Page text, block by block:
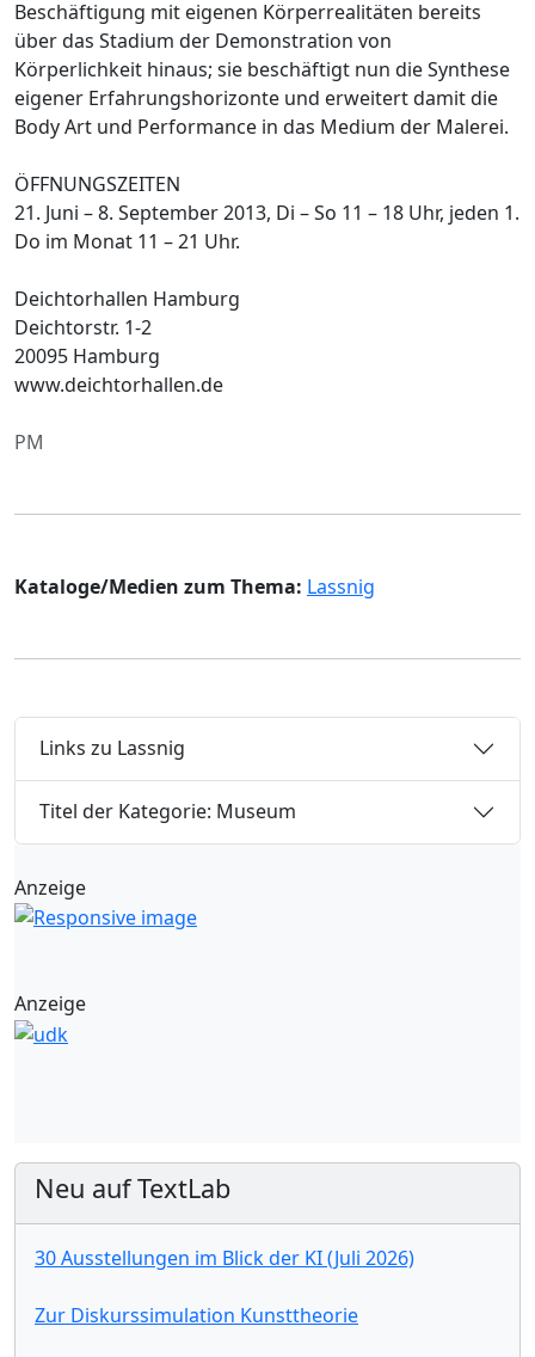
Beschäftigung mit eigenen Körperrealitäten bereits
über das Stadium der Demonstration von
Körperlichkeit hinaus; sie beschäftigt nun die Synthese
eigener Erfahrungshorizonte und erweitert damit die
Body Art und Performance in das Medium der Malerei.
ÖFFNUNGSZEITEN
21. Juni – 8. September 2013, Di – So 11 – 18 Uhr, jeden 1.
Do im Monat 11 – 21 Uhr.
Deichtorhallen Hamburg
Deichtorstr. 1-2
20095 Hamburg
www.deichtorhallen.de
PM
Kataloge/Medien zum Thema: Lassnig
Links zu Lassnig
Titel der Kategorie: Museum
Anzeige
Anzeige
Neu auf TextLab
30 Ausstellungen im Blick der KI (Juli 2026)
Zur Diskurssimulation Kunsttheorie